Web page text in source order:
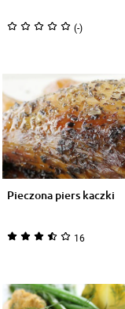
(-)
Pieczona piers kaczki
16